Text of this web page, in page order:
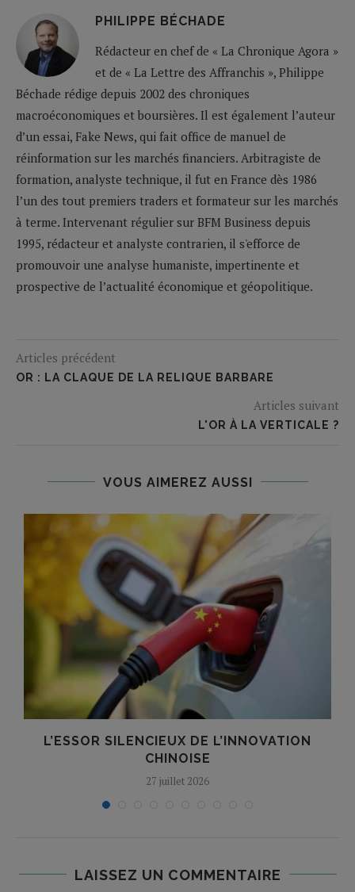
PHILIPPE BÉCHADE
Rédacteur en chef de « La Chronique Agora »
et de « La Lettre des Affranchis », Philippe
Béchade rédige depuis 2002 des chroniques
macroéconomiques et boursières. Il est également l’auteur
d’un essai, Fake News, qui fait office de manuel de
réinformation sur les marchés financiers. Arbitragiste de
formation, analyste technique, il fut en France dès 1986
l’un des tout premiers traders et formateur sur les marchés
à terme. Intervenant régulier sur BFM Business depuis
1995, rédacteur et analyste contrarien, il s'efforce de
promouvoir une analyse humaniste, impertinente et
prospective de l’actualité économique et géopolitique.
Articles précédent
OR : LA CLAQUE DE LA RELIQUE BARBARE
Articles suivant
L'OR À LA VERTICALE ?
VOUS AIMEREZ AUSSI
L’ESSOR SILENCIEUX DE L’INNOVATION
CHINOISE
27 juillet 2026
LAISSEZ UN COMMENTAIRE